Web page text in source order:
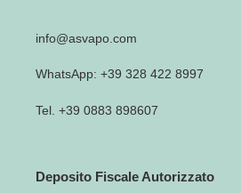
info@asvapo.com
WhatsApp: +39 328 422 8997
Tel. +39 0883 898607
Deposito Fiscale Autorizzato